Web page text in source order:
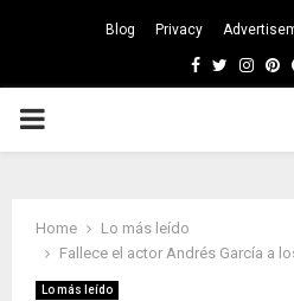
Blog Privacy
Facebook
Twitter
PRIMARY
Home
Lo más leído
Fallece el actor Andrés García a
Lo más leído